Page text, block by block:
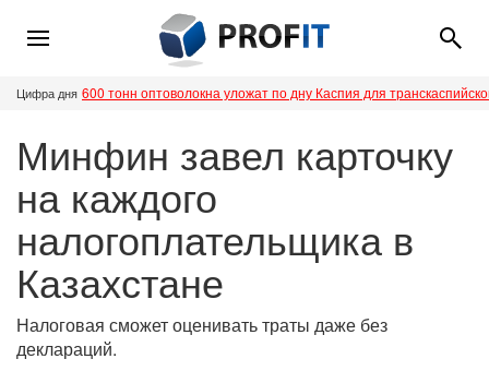
Цифра дня 600 тонн оптоволокна уложат по дну Каспия для
Минфин завел карточку
на каждого
налогоплательщика в
Казахстане
Налоговая сможет оценивать траты даже без
деклараций.